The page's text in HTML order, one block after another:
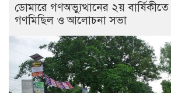
ডোমারে গণঅভ্যুত্থানের ২য়
গণমিছিল ও আলোচনা সভা